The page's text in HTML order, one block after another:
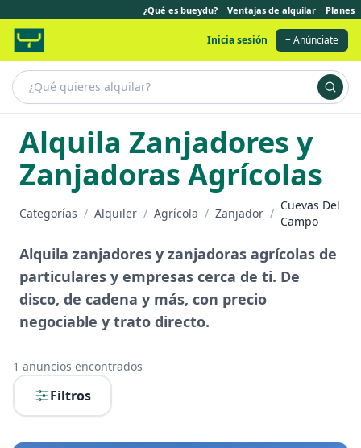
¿Qué es bueydu? Ventajas de alquilar Planes
Inicia sesión + Anúnciate
Alquila Zanjadores y
Zanjadoras Agrícolas
Categorías / Alquiler / Agrícola / Zanjador /
Cuevas Del
Campo
Alquila zanjadores y zanjadoras agrícolas de
particulares y empresas cerca de ti. De
disco, de cadena y más, con precio
negociable y trato directo.
1 anuncios encontrados
Filtros